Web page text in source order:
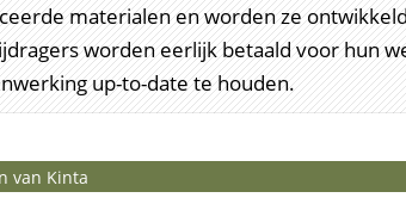
materialen en worden ze
worden eerlijk betaald voor hun
up-to-date te houden.
van Kinta